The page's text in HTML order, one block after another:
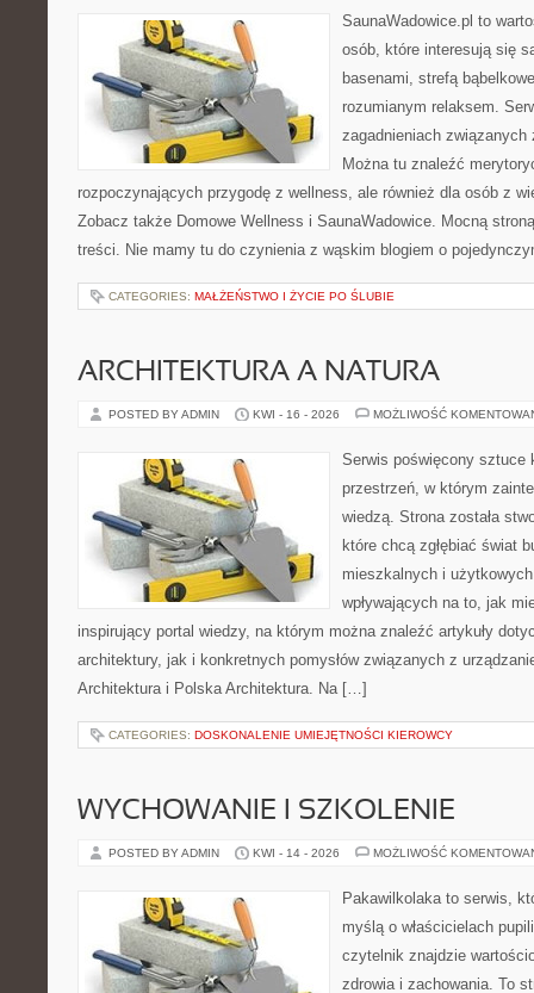
SaunaWadowice.pl to
osób, które interesują się
basenami, strefą
rozumianym relaksem.
zagadnieniach
Można tu znaleźć
rozpoczynających przygodę z wellness, ale również dla osób z
Zobacz także Domowe Wellness i SaunaWadowice. Mocną
treści. Nie mamy tu do czynienia z wąskim blogiem o
CATEGORIES: MAŁŻEŃSTWO I ŻYCIE PO ŚLUBIE
ARCHITEKTURA A NATURA
POSTED BY ADMIN KWI - 16 - 2026 MOŻLIWOŚĆ
Serwis poświęcony sztuce
przestrzeń, w którym
wiedzą. Strona została
które chcą zgłębiać świat
mieszkalnych i
wpływających na to, jak
inspirujący portal wiedzy, na którym można znaleźć artykuły
architektury, jak i konkretnych pomysłów związanych z
Architektura i Polska Architektura. Na […]
CATEGORIES: DOSKONALENIE UMIEJĘTNOŚCI KIEROWCY
WYCHOWANIE I SZKOLENIE
POSTED BY ADMIN KWI - 14 - 2026 MOŻLIWOŚĆ
Pakawilkolaka to serwis,
myślą o właścicielach
czytelnik znajdzie
zdrowia i zachowania. To